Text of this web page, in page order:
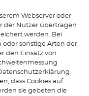
Webserver oder
der Nutzer übertragen
werden. Bei
oder sonstige Arten der
den Einsatz von
dass Cookies auf
sie gebeten die